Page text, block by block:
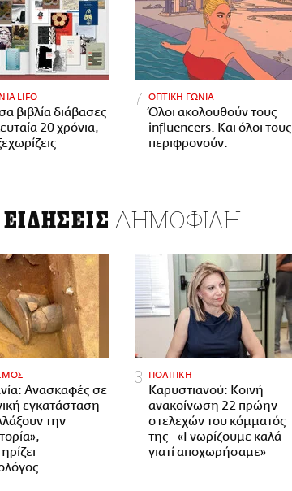
LIFO
βιβλία διάβασες
20 χρόνια,
ΟΠΤΙΚΗ ΓΩΝΙΑ
Όλοι ακολουθούν τους
influencers. Και όλοι τους
περιφρονούν.
ΕΙΔΗΣΕΙΣ ΔΗΜΟΦΙΛΗ
Ανασκαφές σε
εγκατάσταση
την
ΠΟΛΙΤΙΚΗ
Καρυστιανού: Κοινή
ανακοίνωση 22 πρώην
στελεχών του κόμματός
της - «Γνωρίζουμε καλά
γιατί αποχωρήσαμε»